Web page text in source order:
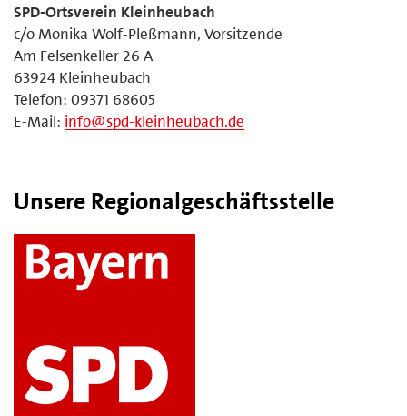
SPD-Ortsverein Kleinheubach
c/o Monika Wolf-Pleßmann, Vorsitzende
Am Felsenkeller 26 A
63924 Kleinheubach
Telefon: 09371 68605
E-Mail: info@spd-kleinheubach.de
Unsere Regionalgeschäftsstelle